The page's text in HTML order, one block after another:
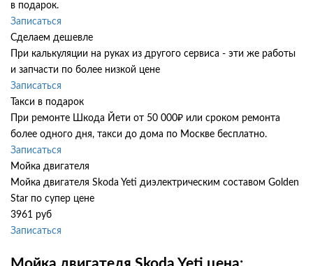
в подарок.
Записаться
Сделаем дешевле
При калькуляции на руках из другого сервиса - эти же работы
и запчасти по более низкой цене
Записаться
Такси в подарок
При ремонте Шкода Йети от 50 000₽ или сроком ремонта
более одного дня, такси до дома по Москве бесплатно.
Записаться
Мойка двигателя
Мойка двигателя Skoda Yeti диэлектрическим составом Golden
Star по супер цене
3961 руб
Записаться